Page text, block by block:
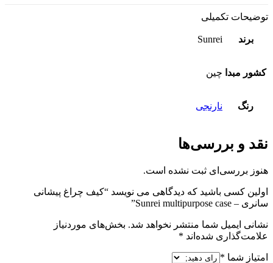
توضیحات تکمیلی
برند Sunrei
کشور مبدا چین
رنگ نارنجی
نقد و بررسی‌ها
هنوز بررسی‌ای ثبت نشده است.
اولین کسی باشید که دیدگاهی می نویسد “کیف چراغ پیشانی
سانری – Sunrei multipurpose case”
نشانی ایمیل شما منتشر نخواهد شد. بخش‌های موردنیاز
علامت‌گذاری شده‌اند *
امتیاز شما *